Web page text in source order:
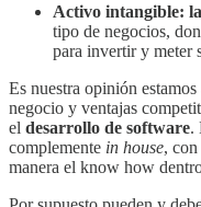
Activo intangible:
tipo de negocios,
para invertir y meter
Es nuestra opinión estamos
negocio y ventajas
el desarrollo de software.
complemente in house,
manera el know how